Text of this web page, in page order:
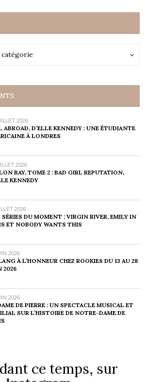
catégorie
2026
ABROAD, D’ELLE KENNEDY : UNE ÉTUDIANTE
À LONDRES
2026
BAY, TOME 2 : BAD GIRL REPUTATION,
KENNEDY
2026
SÉRIES DU MOMENT : VIRGIN RIVER, EMILY IN
ET NOBODY WANTS THIS
2026
À L’HONNEUR CHEZ ROOKIES DU 13 AU 28
2026
2026
DE PIERRE : UN SPECTACLE MUSICAL ET
SUR L’HISTOIRE DE NOTRE-DAME DE
ce temps, sur